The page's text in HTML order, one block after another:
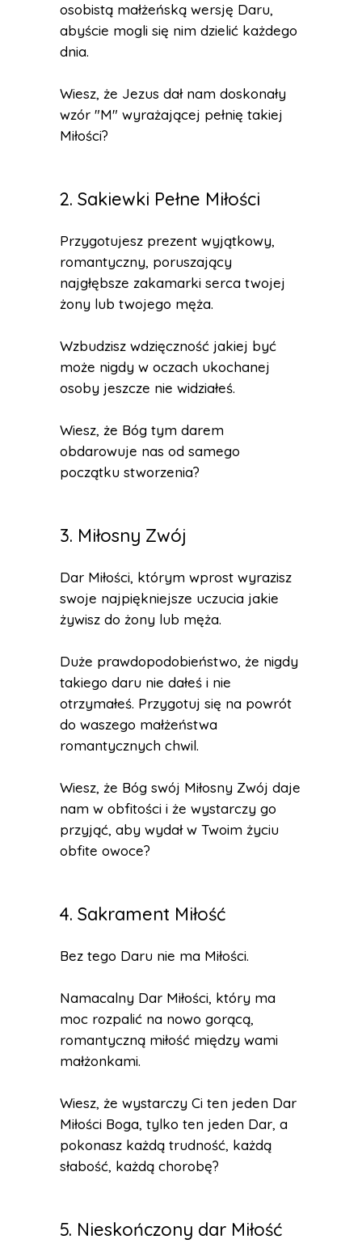
osobistą małżeńską wersję Daru,
abyście mogli się nim dzielić każdego
dnia.
Wiesz, że Jezus dał nam doskonały
wzór "M" wyrażającej pełnię takiej
Miłości?
2. Sakiewki Pełne Miłości
Przygotujesz prezent wyjątkowy,
romantyczny, poruszający
najgłębsze zakamarki serca twojej
żony lub twojego męża.
Wzbudzisz wdzięczność jakiej być
może nigdy w oczach ukochanej
osoby jeszcze nie widziałeś.
Wiesz, że Bóg tym darem
obdarowuje nas od samego
początku stworzenia?
3. Miłosny Zwój
Dar Miłości, którym wprost wyrazisz
swoje najpiękniejsze uczucia jakie
żywisz do żony lub męża.
Duże prawdopodobieństwo, że nigdy
takiego daru nie dałeś i nie
otrzymałeś. Przygotuj się na powrót
do waszego małżeństwa
romantycznych chwil.
Wiesz, że Bóg swój Miłosny Zwój daje
nam w obfitości i że wystarczy go
przyjąć, aby wydał w Twoim życiu
obfite owoce?
4. Sakrament Miłość
Bez tego Daru nie ma Miłości.
Namacalny Dar Miłości, który ma
moc rozpalić na nowo gorącą,
romantyczną miłość między wami
małżonkami.
Wiesz, że wystarczy Ci ten jeden Dar
Miłości Boga, tylko ten jeden Dar, a
pokonasz każdą trudność, każdą
słabość, każdą chorobę?
5. Nieskończony dar Miłość